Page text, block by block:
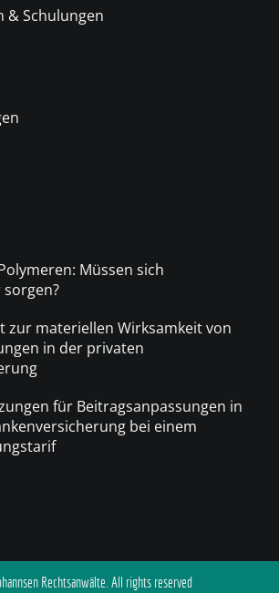
& Schulungen
Müssen sich
zur materiellen Wirksamkeit von
in der privaten
für Beitragsanpassungen in
bei einem
Rechtsanwälte. All rights reserved